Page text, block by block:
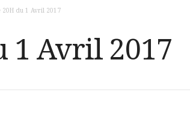
20H du 1 Avril 2017
1 Avril 2017